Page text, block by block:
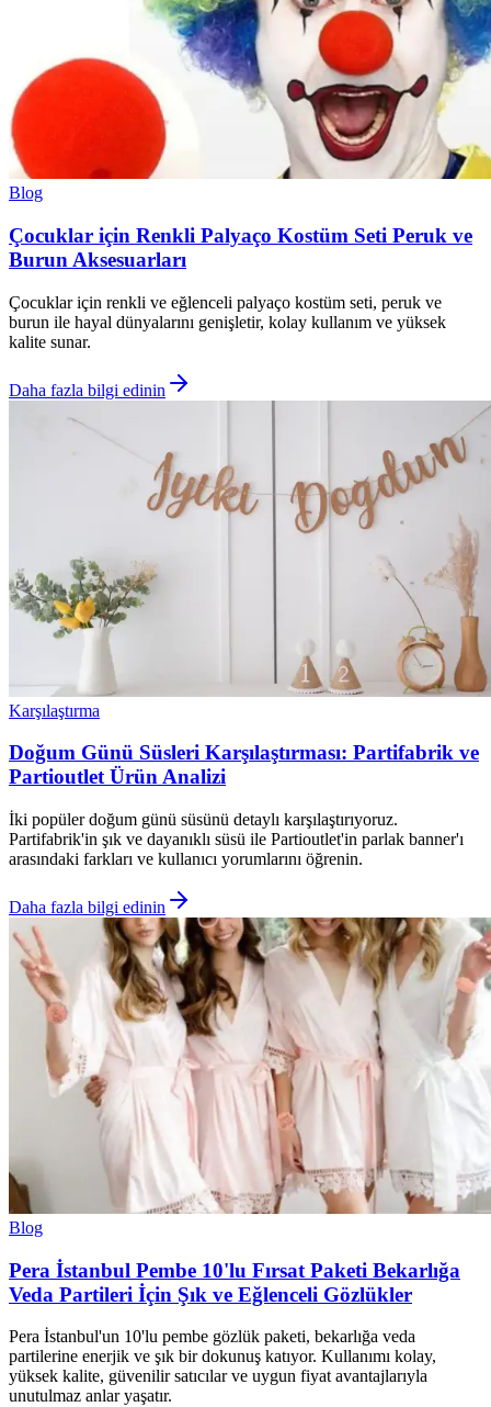
Blog
Çocuklar için Renkli Palyaço Kostüm Seti Peruk ve
Burun Aksesuarları
Çocuklar için renkli ve eğlenceli palyaço kostüm seti, peruk ve
burun ile hayal dünyalarını genişletir, kolay kullanım ve yüksek
kalite sunar.
Daha fazla bilgi edinin
Karşılaştırma
Doğum Günü Süsleri Karşılaştırması: Partifabrik ve
Partioutlet Ürün Analizi
İki popüler doğum günü süsünü detaylı karşılaştırıyoruz.
Partifabrik'in şık ve dayanıklı süsü ile Partioutlet'in parlak banner'ı
arasındaki farkları ve kullanıcı yorumlarını öğrenin.
Daha fazla bilgi edinin
Blog
Pera İstanbul Pembe 10'lu Fırsat Paketi Bekarlığa
Veda Partileri İçin Şık ve Eğlenceli Gözlükler
Pera İstanbul'un 10'lu pembe gözlük paketi, bekarlığa veda
partilerine enerjik ve şık bir dokunuş katıyor. Kullanımı kolay,
yüksek kalite, güvenilir satıcılar ve uygun fiyat avantajlarıyla
unutulmaz anlar yaşatır.